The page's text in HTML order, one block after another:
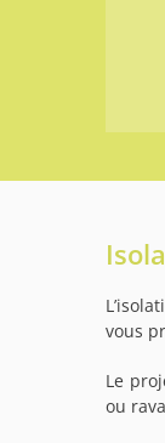
vous
Le
ou